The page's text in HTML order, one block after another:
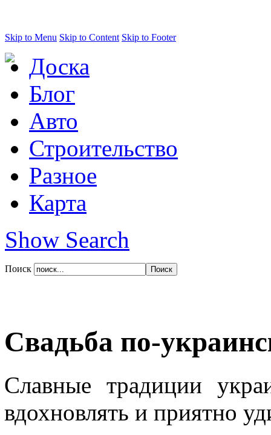
Skip to Menu Skip to Content Skip to Footer
Доска
Блог
Авто
Строительство
Разное
Карта
Show Search
Поиск
Свадьба по-
Славные традиции
вдохновлять и приятно